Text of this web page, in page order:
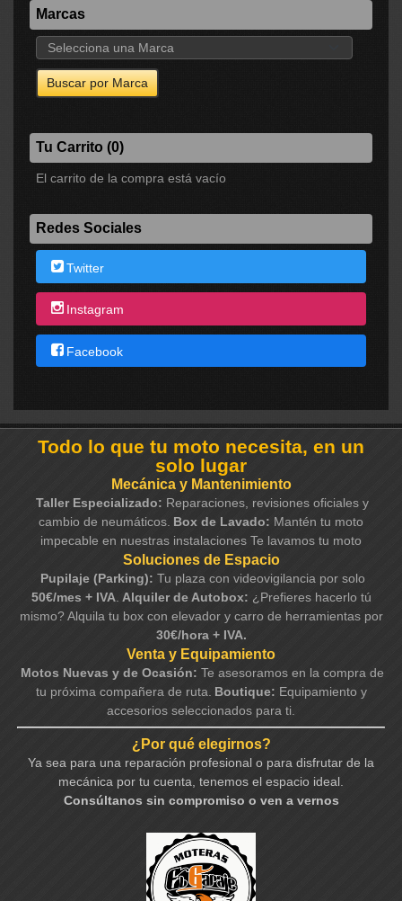
Marcas
Tu Carrito (0)
El carrito de la compra está vacío
Redes Sociales
Twitter
Instagram
Facebook
Todo lo que tu moto necesita, en un
solo lugar
Mecánica y Mantenimiento
Taller Especializado: Reparaciones, revisiones oficiales y
cambio de neumáticos. Box de Lavado: Mantén tu moto
impecable en nuestras instalaciones Te lavamos tu moto
Soluciones de Espacio
Pupilaje (Parking): Tu plaza con videovigilancia por solo
50€/mes + IVA. Alquiler de Autobox: ¿Prefieres hacerlo tú
mismo? Alquila tu box con elevador y carro de herramientas por
30€/hora + IVA.
Venta y Equipamiento
Motos Nuevas y de Ocasión: Te asesoramos en la compra de
tu próxima compañera de ruta. Boutique: Equipamiento y
accesorios seleccionados para ti.
¿Por qué elegirnos?
Ya sea para una reparación profesional o para disfrutar de la
mecánica por tu cuenta, tenemos el espacio ideal.
Consúltanos sin compromiso o ven a vernos